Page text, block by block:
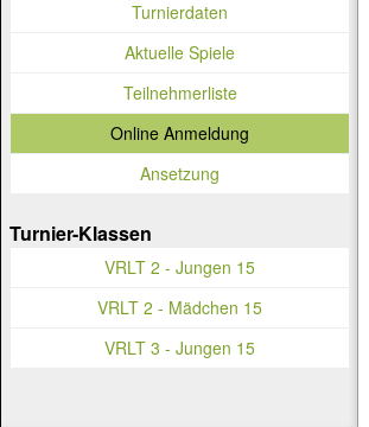
Turnierdaten
Aktuelle Spiele
Teilnehmerliste
Online Anmeldung
Ansetzung
Turnier-Klassen
VRLT 2 - Jungen 15
VRLT 2 - Mädchen 15
VRLT 3 - Jungen 15